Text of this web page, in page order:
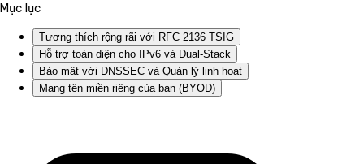
Mục lục
Tương thích rộng rãi với RFC 2136 TSIG
Hỗ trợ toàn diện cho IPv6 và Dual-Stack
Bảo mật với DNSSEC và Quản lý linh hoạt
Mang tên miền riêng của bạn (BYOD)